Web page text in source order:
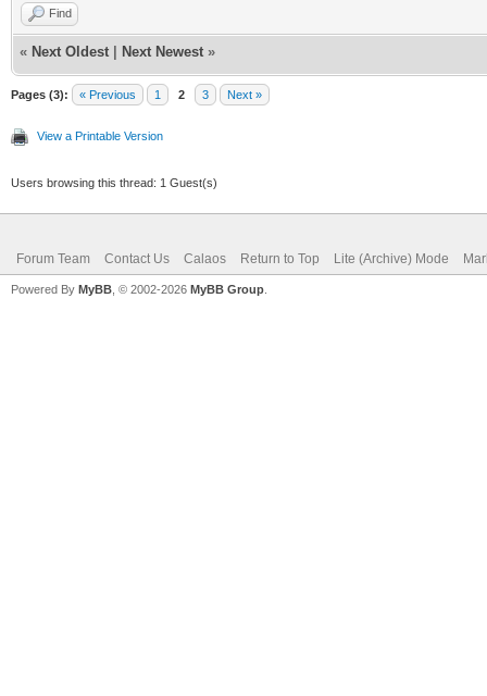
Find
« Next Oldest Next Newest »
Pages (3): « Previous 1 2 3 Next »
View a Printable Version
Users browsing this thread: 1 Guest(s)
Forum Team Contact Us Calaos Return to Top Lite (Archive) Mode
Powered By MyBB , © 2002-2026 MyBB Group